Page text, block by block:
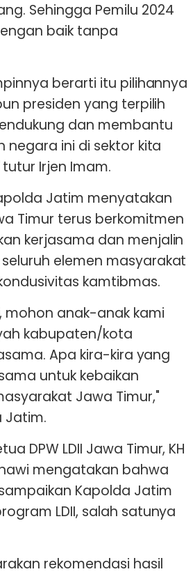
Sehingga Pemilu 2024
baik tanpa
berarti itu pilihannya
presiden yang terpilih
dan membantu
negara ini di sektor kita
Irjen Imam.
Jatim menyatakan
Timur terus berkomitmen
kerjasama dan menjalin
elemen masyarakat
kamtibmas.
mohon anak-anak kami
kabupaten/kota
Apa kira-kira yang
untuk kebaikan
Jawa Timur,"
Jatim.
DPW LDII Jawa Timur, KH
mengatakan bahwa
Kapolda Jatim
LDII, salah satunya
rekomendasi hasil